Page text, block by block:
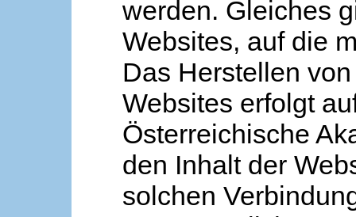
werden. Gleiches
Websites, auf die
Das Herstellen
Websites erfolgt
Österreichische
den Inhalt der
solchen